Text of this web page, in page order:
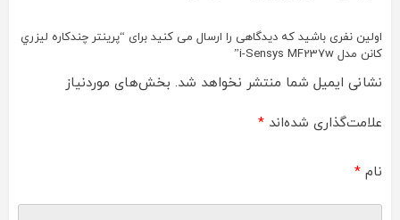
اولین نفری باشید که دیدگاهی را ارسال می کنید برای “پرينتر چندکاره ليزري
کانن مدل i-Sensys MF237w”
نشانی ایمیل شما منتشر نخواهد شد. بخش‌های موردنیاز
علامت‌گذاری شده‌اند *
نام *